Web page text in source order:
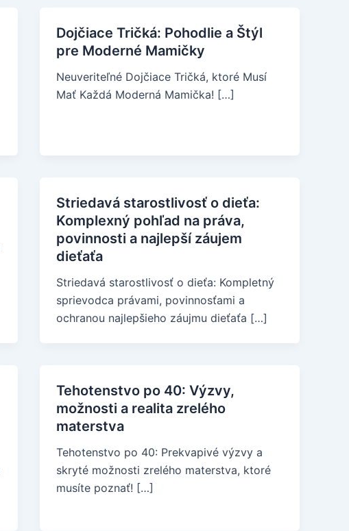
Dojčiace Tričká: Pohodlie a Štýl
pre Moderné Mamičky
Neuveriteľné Dojčiace Tričká, ktoré Musí
Mať Každá Moderná Mamička! […]
Striedavá starostlivosť o dieťa:
Komplexný pohľad na práva,
povinnosti a najlepší záujem
dieťaťa
Striedavá starostlivosť o dieťa: Kompletný
sprievodca právami, povinnosťami a
ochranou najlepšieho záujmu dieťaťa […]
Tehotenstvo po 40: Výzvy,
možnosti a realita zrelého
materstva
Tehotenstvo po 40: Prekvapivé výzvy a
skryté možnosti zrelého materstva, ktoré
musíte poznať! […]